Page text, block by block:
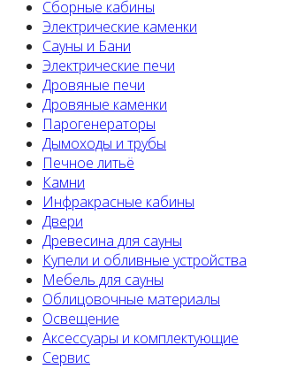
Сборные кабины
Электрические каменки
Сауны и Бани
Электрические печи
Дровяные печи
Дровяные каменки
Парогенераторы
Дымоходы и трубы
Печное литьё
Камни
Инфракрасные кабины
Двери
Древесина для сауны
Купели и обливные устройства
Мебель для сауны
Облицовочные материалы
Освещение
Аксессуары и комплектующие
Сервис